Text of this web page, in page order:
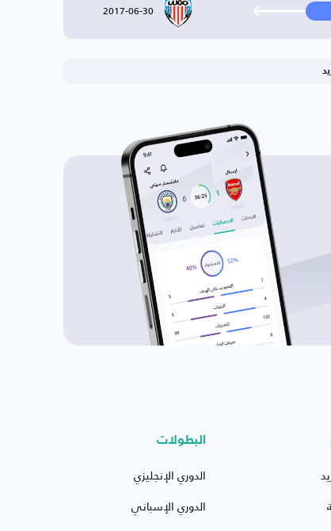
2017-06-30
البطولات
الدوري الإنجليزي
الدوري الإسباني